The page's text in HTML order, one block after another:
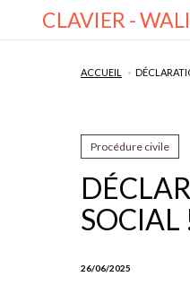
CLAVIER -
ACCUEIL
SOCIAL
26/06/2025
Procédure civile